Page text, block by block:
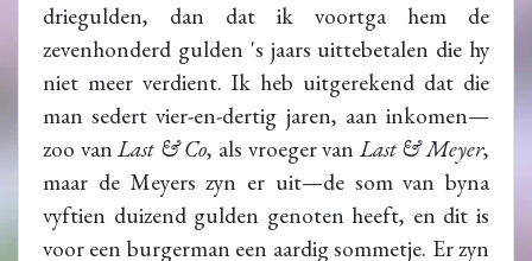
driegulden, dan dat ik voortga hem de
zevenhonderd gulden 's jaars uittebetalen die hy
niet meer verdient. Ik heb uitgerekend dat die
man sedert vier-en-dertig jaren, aan inkomen—
zoo vanLast & Co, als vroeger vanLast & Meyer,
maar de Meyers zyn er uit—de som van byna
vyftien duizend gulden genoten heeft, en dit is
voor een burgerman een aardig sommetje. Er zyn